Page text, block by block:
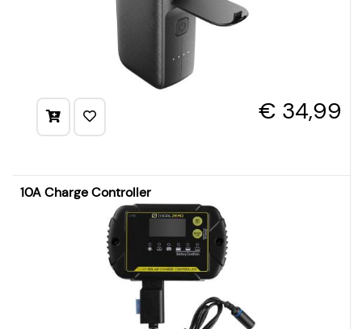
€ 34,99
10A Charge Controller